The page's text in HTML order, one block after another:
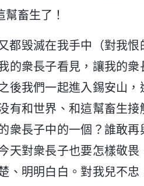
畜生了！
都毁滅在我手中（對我恨
的衆長子看見，讓我的衆
後我們一起進入錫安山，
有和世界、和這幫畜生接
衆長子中的一個？誰敢再
天對衆長子也要怎樣敬畏
、明明白白。對我兒不忠